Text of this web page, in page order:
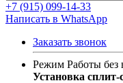
+7 (915) 099-14-33
Написать в WhatsApp
Заказать звонок
Режим Работы без
Установка